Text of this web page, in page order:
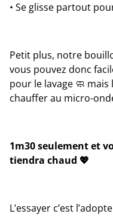
• Se glisse partout
Petit plus, notre
vous pouvez donc
pour le lavage 🧼
chauffer au micro-
1m30 seulement et
tiendra chaud 💖
L’essayer c’est